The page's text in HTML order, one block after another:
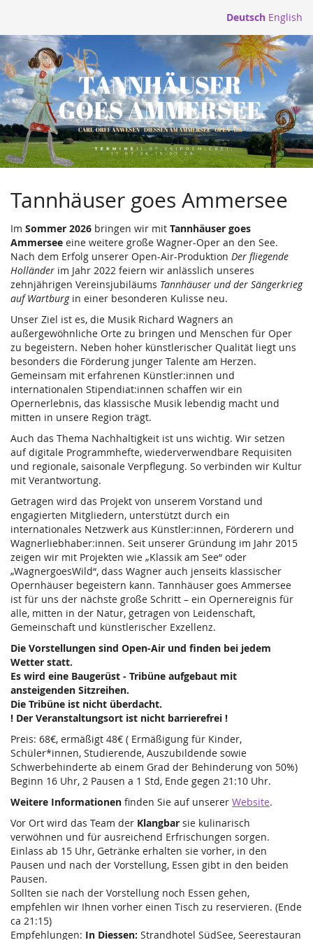
Inhalt
springen
Deutsch English
Tannhäuser goes Ammersee
Im Sommer 2026 bringen wir mit Tannhäuser goes
Ammersee eine weitere große Wagner-Oper an den See.
Nach dem Erfolg unserer Open-Air-Produktion Der fliegende
Holländer im Jahr 2022 feiern wir anlässlich unseres
zehnjährigen Vereinsjubiläums Tannhäuser und der Sängerkrieg
auf Wartburgin einer besonderen Kulisse neu.
Unser Ziel ist es, die Musik Richard Wagners an
außergewöhnliche Orte zu bringen und Menschen für Oper
zu begeistern. Neben hoher künstlerischer Qualität liegt uns
besonders die Förderung junger Talente am Herzen.
Gemeinsam mit erfahrenen Künstler:innen und
internationalen Stipendiat:innen schaffen wir ein
Opernerlebnis, das klassische Musik lebendig macht und
mitten in unsere Region trägt.
Auch das Thema Nachhaltigkeit ist uns wichtig. Wir setzen
auf digitale Programmhefte, wiederverwendbare Requisiten
und regionale, saisonale Verpflegung. So verbinden wir Kultur
mit Verantwortung.
Getragen wird das Projekt von unserem Vorstand und
engagierten Mitgliedern, unterstützt durch ein
internationales Netzwerk aus Künstler:innen, Förderern und
Wagnerliebhaber:innen. Seit unserer Gründung im Jahr 2015
zeigen wir mit Projekten wie „Klassik am See“ oder
„WagnergoesWild“, dass Wagner auch jenseits klassischer
Opernhäuser begeistern kann. Tannhäuser goes Ammersee
ist für uns der nächste große Schritt – ein Opernereignis für
alle, mitten in der Natur, getragen von Leidenschaft,
Gemeinschaft und künstlerischer Exzellenz.
Die Vorstellungen sind Open-Air und finden bei jedem
Wetter statt.
Es wird eine Baugerüst - Tribüne aufgebaut mit
ansteigenden Sitzreihen.
Die Tribüne ist nicht überdacht.
! Der Veranstaltungsort ist nicht barrierefrei !
Preis: 68€, ermäßigt 48€ ( Ermäßigung für Kinder,
Schüler*innen, Studierende, Auszubildende sowie
Schwerbehinderte ab einem Grad der Behinderung von 50%)
Beginn 16 Uhr, 2 Pausen a 1 Std, Ende gegen 21:10 Uhr.
Weitere Informationen finden Sie auf unserer Website.
Vor Ort wird das Team der Klangbar sie kulinarisch
verwöhnen und für ausreichend Erfrischungen sorgen.
Einlass ab 15 Uhr, Getränke erhalten sie vorher, in den
Pausen und nach der Vorstellung, Essen gibt in den beiden
Pausen.
Sollten sie nach der Vorstellung noch Essen gehen,
empfehlen wir Ihnen vorher einen Tisch zu reservieren. (Ende
ca 21:15)
Empfehlungen: In Diessen: Strandhotel SüdSee, Seerestauran